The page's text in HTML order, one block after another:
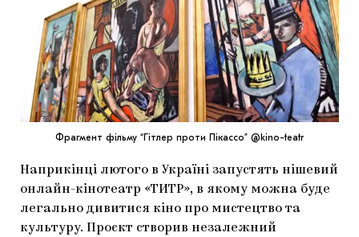
2022
МАРІУПОЛЬСЬКІ МАРГІНАЛІЇ
ДОСЛІДНИЦЬКА ПЛАТФОРМА
ЗАПАЛЕННЯ
Фрагмент фільму “Гітлер проти Пікассо” @kino-teatr
Наприкінці лютого в Україні запустять нішевий
онлайн-кінотеатр «ТИТР», в якому можна буде
легально дивитися кіно про мистецтво та
культуру. Проєкт створив незалежний